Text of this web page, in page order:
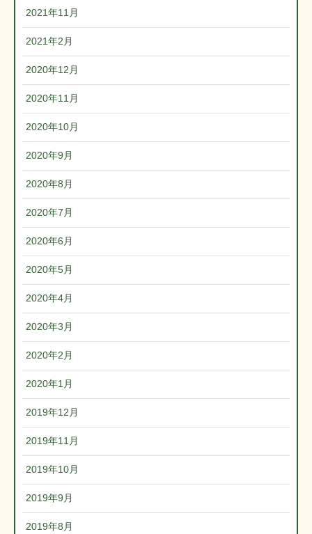
2021年11月
2021年2月
2020年12月
2020年11月
2020年10月
2020年9月
2020年8月
2020年7月
2020年6月
2020年5月
2020年4月
2020年3月
2020年2月
2020年1月
2019年12月
2019年11月
2019年10月
2019年9月
2019年8月